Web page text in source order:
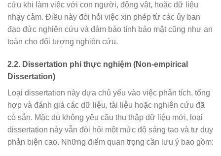
cứu khi làm việc với con người, động vật, hoặc dữ liệu
nhạy cảm. Điều này đòi hỏi việc xin phép từ các ủy ban
đạo đức nghiên cứu và đảm bảo tính bảo mật cũng như an
toàn cho đối tượng nghiên cứu.
2.2. Dissertation phi thực nghiệm (Non-empirical
Dissertation)
Loại dissertation này dựa chủ yếu vào việc phân tích, tổng
hợp và đánh giá các dữ liệu, tài liệu hoặc nghiên cứu đã
có sẵn. Mặc dù không yêu cầu thu thập dữ liệu mới, loại
dissertation này vẫn đòi hỏi một mức độ sáng tạo và tư duy
phản biện cao. Những điểm quan trọng cần lưu ý bao gồm: